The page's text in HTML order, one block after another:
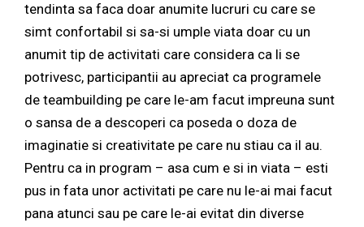
tendinta sa faca doar anumite lucruri cu care se
simt confortabil si sa-si umple viata doar cu un
anumit tip de activitati care considera ca li se
potrivesc, participantii au apreciat ca programele
de teambuilding pe care le-am facut impreuna sunt
o sansa de a descoperi ca poseda o doza de
imaginatie si creativitate pe care nu stiau ca il au.
Pentru ca in program – asa cum e si in viata – esti
pus in fata unor activitati pe care nu le-ai mai facut
pana atunci sau pe care le-ai evitat din diverse